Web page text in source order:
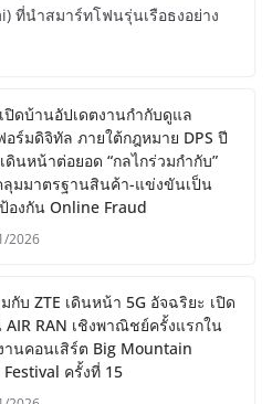
ที่นำสมาร์ทโฟนรุ่นเรือธงอย่าง
ปิดบ้านอัปเดตงานกำกับดูแล
ร์มดิจิทัล ภายใต้กฎหมาย DPS ปี
ดินหน้าต่อยอด “กลไกร่วมกำกับ”
ลุมมาตรฐานสินค้า-แข่งขันเป็น
องกัน Online Fraud
2026
กับ ZTE เดินหน้า 5G อัจฉริยะ เปิด
AIR RAN เชิงพาณิชย์ครั้งแรกใน
านคอนเสิร์ต Big Mountain
ครั้งที่ 15